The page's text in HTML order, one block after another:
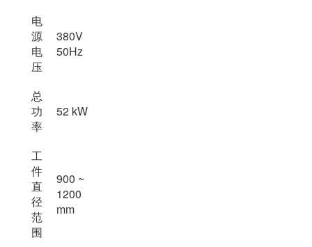
电
源
电
压
380V
50Hz
总
功
率
52 kW
工
件
直
径
范
围
900 ~
1200
mm